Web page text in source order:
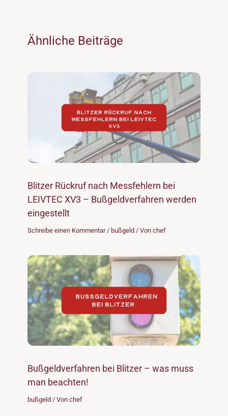
Ähnliche Beiträge
Blitzer Rückruf nach Messfehlern bei
LEIVTEC XV3 – Bußgeldverfahren werden
eingestellt
Schreibe einen Kommentar / bußgeld / Vonchef
Bußgeldverfahren bei Blitzer – was muss
man beachten!
bußgeld / Vonchef